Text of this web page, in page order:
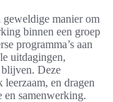
manier om
binnen een groep
programma’s aan
uitdagingen,
blijven. Deze
en dragen
en samenwerking.